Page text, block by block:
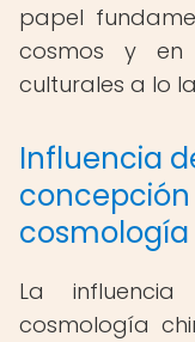
papel
cosmos y en
culturales a lo
Influencia
concepción
La
cosmología